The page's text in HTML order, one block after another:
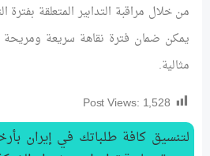
من خلال مراقبة التدابير المتعلقة
يمكن ضمان فترة نقاهة سريعة ومريحة
مثالية.
Post Views: 1,528
لتنسیق كافة طلباتك في إيران